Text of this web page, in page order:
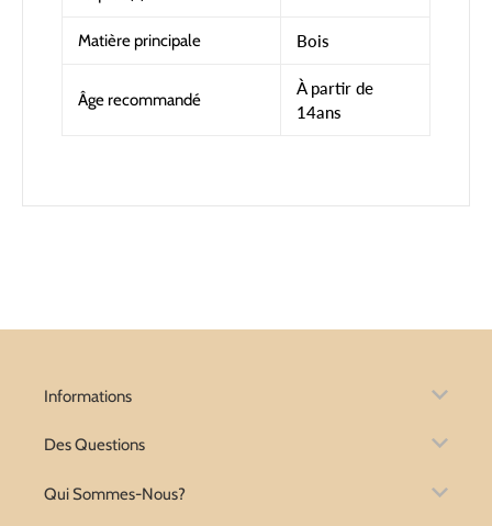
Matière principale Bois
Âge recommandé
À partir de
14ans
Informations
Des Questions
Qui Sommes-Nous?